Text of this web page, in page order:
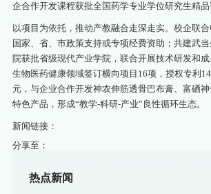
企合作开发课程获批全国药学专业学位研究生精品
以项目为依托，推动产教融合走深走实。校企联
国家、省、市政策支持或专项经费资助；共建武
院获批省级现代产业学院，联合开展技术研发和
生物医药健康领域签订横向项目16项，授权专利
元，与企业合作开发神农伸筋透骨巴布膏、富硒
特色产品，形成“教学-科研-产业”良性循环生态。
新闻链接：
分享至：
热点新闻